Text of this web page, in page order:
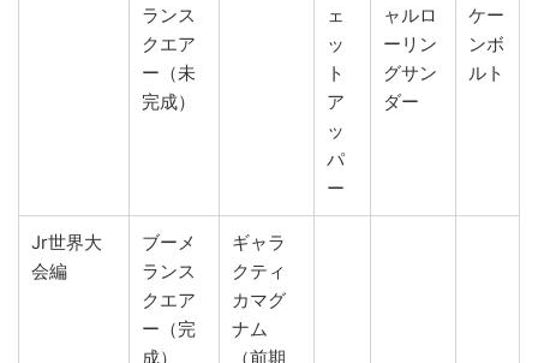
ランス
クエア
ー（未
完成）
ェ
ッ
ト
ア
ッ
パ
ー
ャルロ
ーリン
グサン
ダー
ケー
ンボ
ルト
Jr世界大
会編
ブーメ
ランス
クエア
ー（完
成）
ギャラ
クティ
カマグ
ナム
（前期